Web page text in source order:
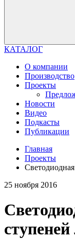
КАТАЛОГ
О компании
Производство
Проекты
Новости
Видео
Подкасты
Публикации
Главная
Проекты
25 ноября 2016